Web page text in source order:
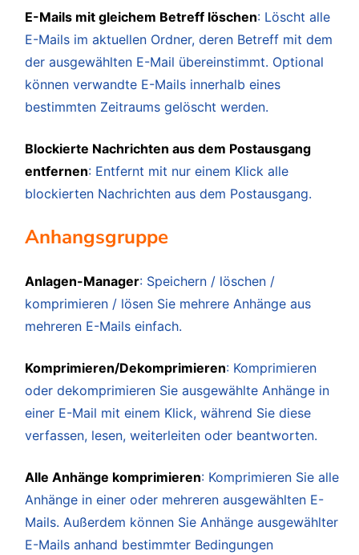
E-Mails mit gleichem Betreff löschen: Löscht alle
E-Mails im aktuellen Ordner, deren Betreff mit dem
der ausgewählten E-Mail übereinstimmt. Optional
können verwandte E-Mails innerhalb eines
bestimmten Zeitraums gelöscht werden.
Blockierte Nachrichten aus dem Postausgang
entfernen: Entfernt mit nur einem Klick alle
blockierten Nachrichten aus dem Postausgang.
Anhangsgruppe
Anlagen-Manager: Speichern / löschen /
komprimieren / lösen Sie mehrere Anhänge aus
mehreren E-Mails einfach.
Komprimieren/Dekomprimieren: Komprimieren
oder dekomprimieren Sie ausgewählte Anhänge in
einer E-Mail mit einem Klick, während Sie diese
verfassen, lesen, weiterleiten oder beantworten.
Alle Anhänge komprimieren: Komprimieren Sie alle
Anhänge in einer oder mehreren ausgewählten E-
Mails. Außerdem können Sie Anhänge ausgewählter
E-Mails anhand bestimmter Bedingungen